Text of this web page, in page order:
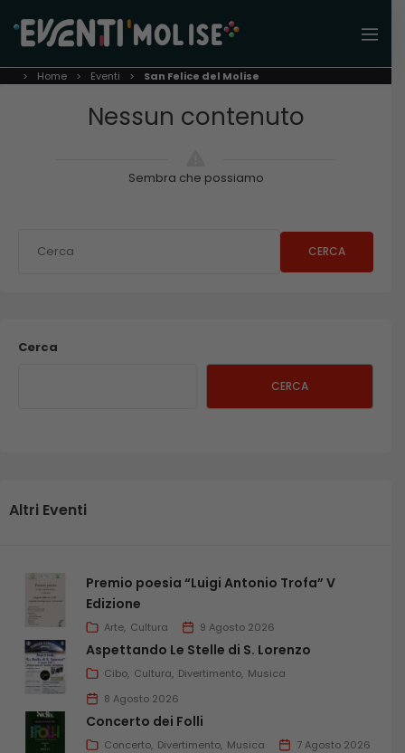
Home Eventi San Felice del Molise
Nessun contenuto
Sembra che possiamo
CERCA
Cerca
CERCA
Altri Eventi
Premio poesia “Luigi Antonio Trofa” V
Edizione
Arte Cultura 9 Agosto 2026
Aspettando Le Stelle di S. Lorenzo
Cibo Cultura Divertimento Musica
8 Agosto 2026
Concerto dei Folli
Concerto Divertimento Musica 7 Agosto 2026